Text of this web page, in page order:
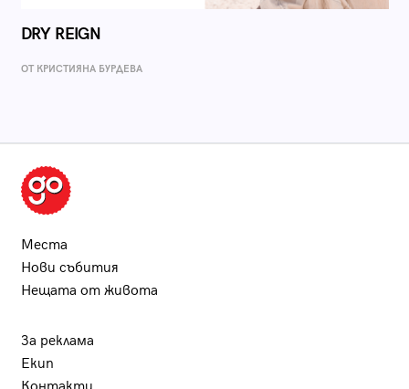
DRY REIGN
ОТ КРИСТИЯНА БУРДЕВА
Места
Нови събития
Нещата от живота
За реклама
Екип